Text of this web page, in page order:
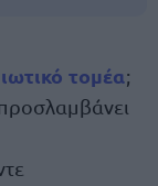
τομέα;